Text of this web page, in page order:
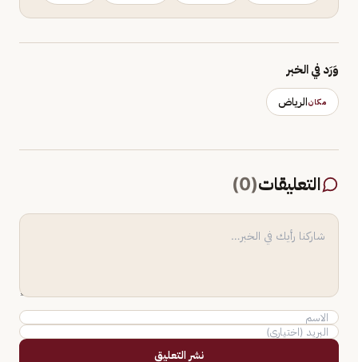
وَرَد في الخبر
مكانالرياض
التعليقات(
0
)
نشر التعليق